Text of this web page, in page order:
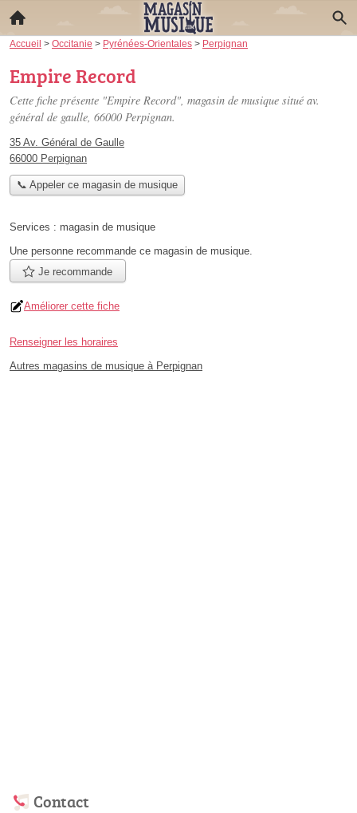
Accueil > Occitanie > Pyrénées-Orientales > Perpignan
Empire Record
Cette fiche présente "Empire Record", magasin de musique situé av.
général de gaulle, 66000 Perpignan.
35 Av. Général de Gaulle
66000 Perpignan
📞 Appeler ce magasin de musique
Services : magasin de musique
Une personne recommande ce magasin de musique.
Je recommande
Améliorer cette fiche
Renseigner les horaires
Autres magasins de musique à Perpignan
Contact